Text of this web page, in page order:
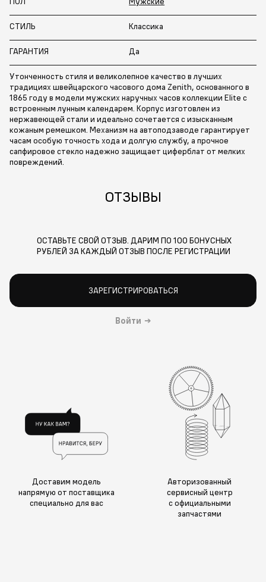
СТИЛЬ Классика
ГАРАНТИЯ Да
Утонченность стиля и великолепное качество в лучших
традициях швейцарского часового дома Zenith, основанного в
1865 году в модели мужских наручных часов коллекции Elite с
встроенным лунным календарем. Корпус изготовлен из
нержавеющей стали и идеально сочетается с изысканным
кожаным ремешком. Механизм на автоподзаводе гарантирует
часам особую точность хода и долгую службу, а прочное
сапфировое стекло надежно защищает циферблат от мелких
повреждений.
ОТЗЫВЫ
ОСТАВЬТЕ СВОЙ ОТЗЫВ. ДАРИМ ПО 100 БОНУСНЫХ
РУБЛЕЙ ЗА КАЖДЫЙ ОТЗЫВ ПОСЛЕ РЕГИСТРАЦИИ
ЗАРЕГИСТРИРОВАТЬСЯ
Войти →
Доставим модель
напрямую от поставщика
специально для вас
Авторизованный
сервисный центр
с официальными
запчастями